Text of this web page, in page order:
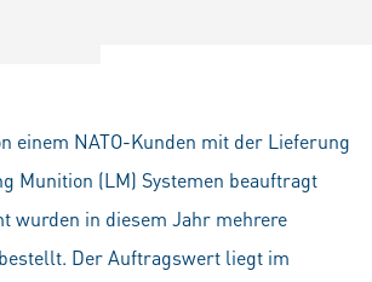
einem NATO-Kunden mit der Lieferung
Munition (LM) Systemen beauftragt
wurden in diesem Jahr mehrere
Der Auftragswert liegt im